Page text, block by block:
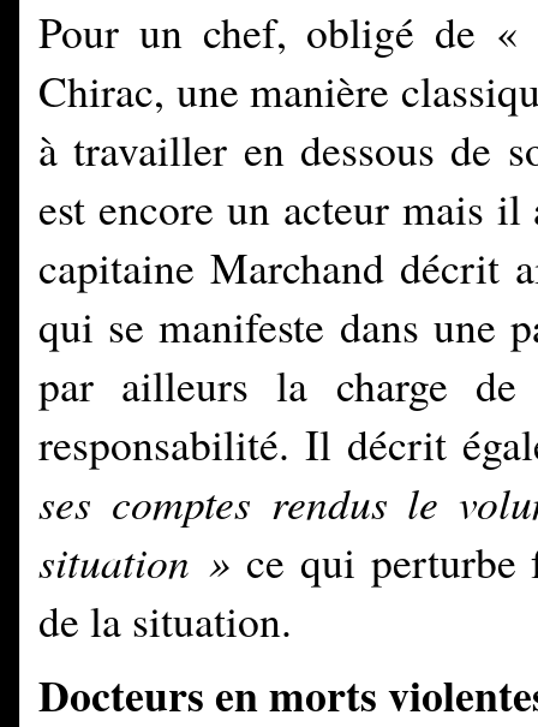
Pour un chef, obligé de «
Chirac, une manière
à travailler en dessous de
est encore un acteur mais
capitaine Marchand décrit
qui se manifeste dans une
par ailleurs la charge
responsabilité. Il décrit
ses comptes rendus le
situation » ce qui perturbe
de la situation.
Docteurs en morts